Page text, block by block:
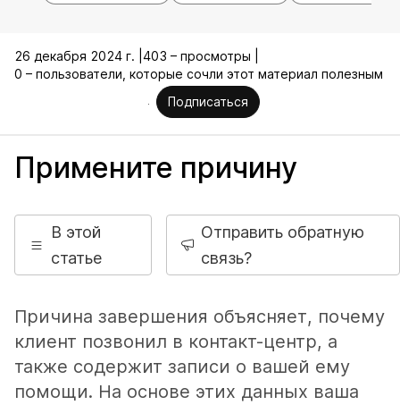
26 декабря 2024 г. | 403 – просмотры |
0 – пользователи, которые сочли этот материал полезным
Подписаться
Примените причину
В этой
статье
Отправить обратную
связь?
Причина завершения объясняет, почему
клиент позвонил в контакт-центр, а
также содержит записи о вашей ему
помощи. На основе этих данных ваша